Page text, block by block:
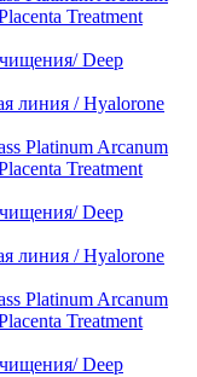
Treatment
Deep
линия / Hyalorone
Platinum Arcanum
Treatment
Deep
линия / Hyalorone
Platinum Arcanum
Treatment
Deep